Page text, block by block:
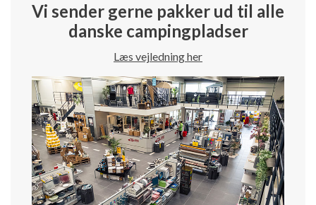
Vi sender gerne pakker ud til alle
danske campingpladser
Læs vejledning her